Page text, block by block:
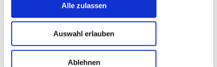
Alle zulassen
Auswahl erlauben
Ablehnen